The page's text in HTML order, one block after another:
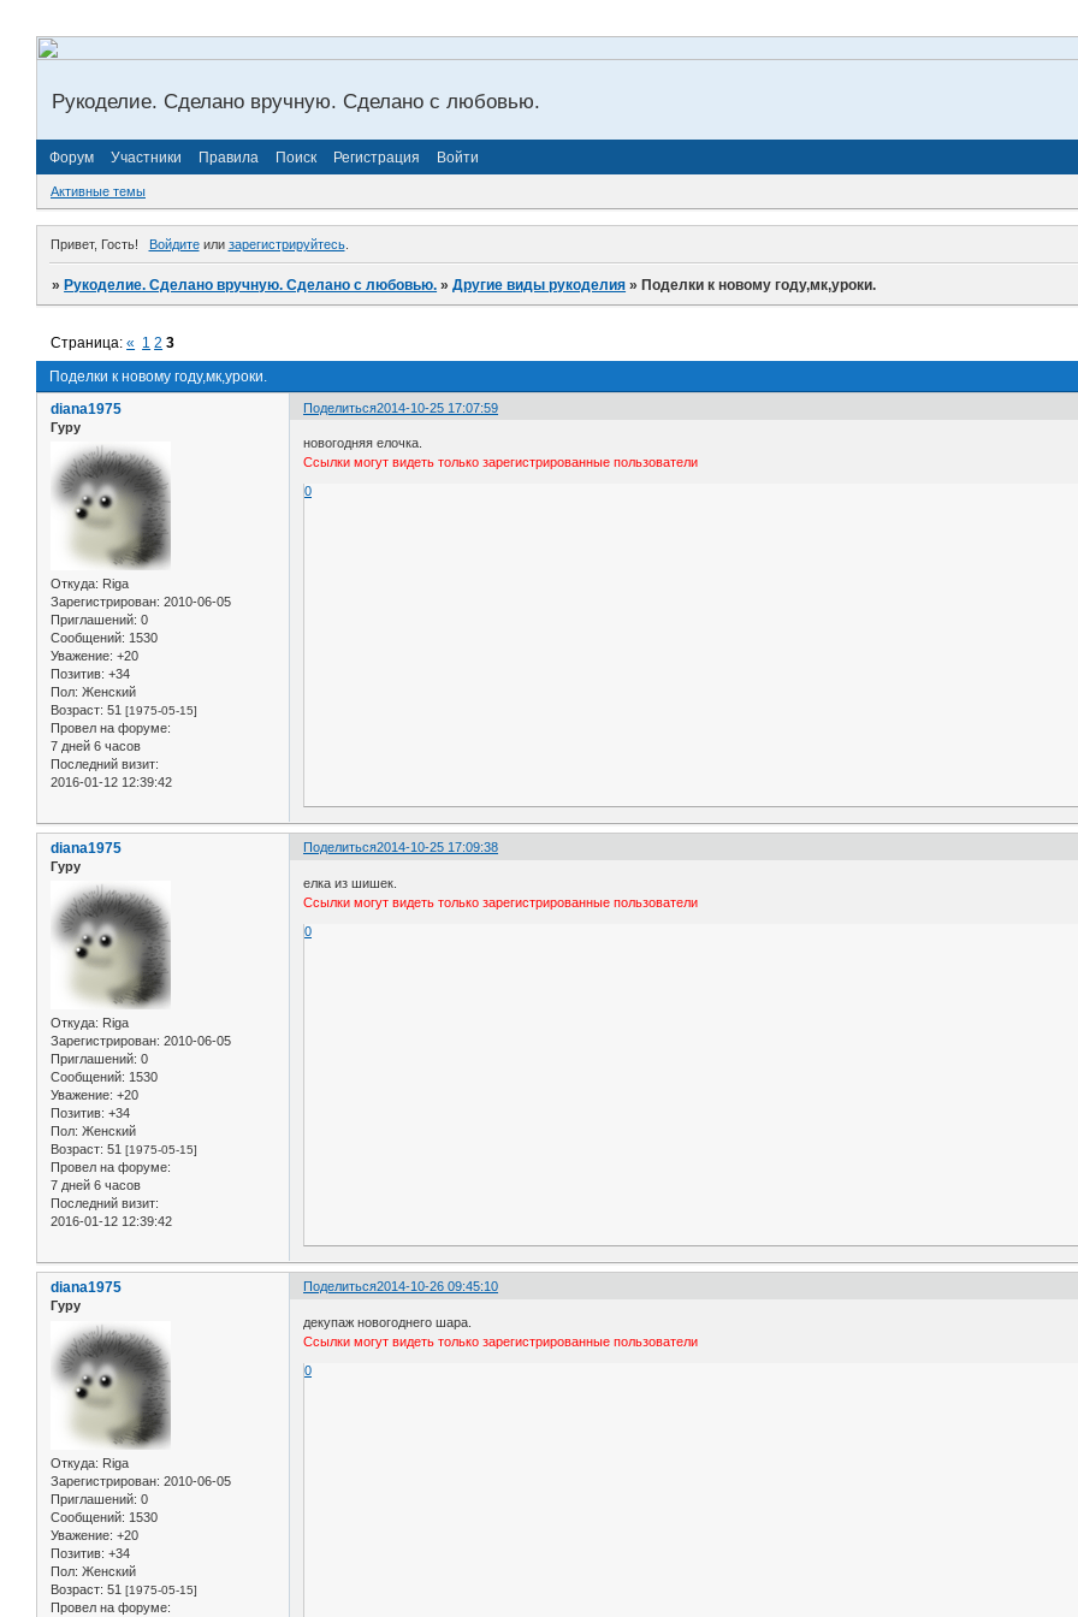
Рукоделие. Сделано вручную. Сделано с любовью.
Форум Участники Правила Поиск Регистрация Войти
Активные темы
Привет, Гость! Войдитеили зарегистрируйтесь.
»Рукоделие. Сделано вручную. Сделано с любовью. »­Другие виды рукоделия »Поделки к новому году,мк,уроки.
Поделки к новому году,мк,уроки.
Страница:« 1 2 3
Поделиться2014-10-25 17:07:59
diana1975
Гуру
Откуда: Riga
Зарегистрирован: 2010-06-05
Приглашений: 0
Сообщений: 1530
Уважение: +20
Позитив: +34
Пол: Женский
Возраст: 51 [1975-05-15]
Провел на форуме:
7 дней 6 часов
Последний визит:
2016-01-12 12:39:42
новогодняя елочка.
Ссылки могут видеть только зарегистрированные пользователи
0
Поделиться2014-10-25 17:09:38
diana1975
Гуру
Откуда: Riga
Зарегистрирован: 2010-06-05
Приглашений: 0
Сообщений: 1530
Уважение: +20
Позитив: +34
Пол: Женский
Возраст: 51 [1975-05-15]
Провел на форуме:
7 дней 6 часов
Последний визит:
2016-01-12 12:39:42
елка из шишек.
Ссылки могут видеть только зарегистрированные пользователи
0
Поделиться2014-10-26 09:45:10
diana1975
Гуру
Откуда: Riga
Зарегистрирован: 2010-06-05
Приглашений: 0
Сообщений: 1530
Уважение: +20
Позитив: +34
Пол: Женский
Возраст: 51 [1975-05-15]
Провел на форуме:
декупаж новогоднего шара.
Ссылки могут видеть только зарегистрированные пользователи
0